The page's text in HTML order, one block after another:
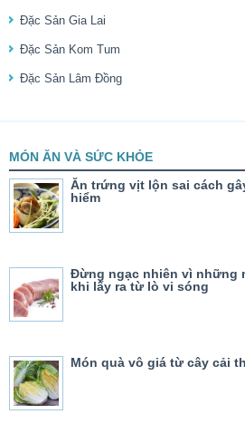
Đặc Sản Gia Lai
Đặc Sản Kom Tum
Đặc Sản Lâm Đồng
MÓN ĂN VÀ SỨC KHỎE
Ăn trứng vịt lộn sai cách
hiểm
Đừng ngạc nhiên vì những
khi lấy ra từ lò vi sóng
Món quà vô giá từ cây cải